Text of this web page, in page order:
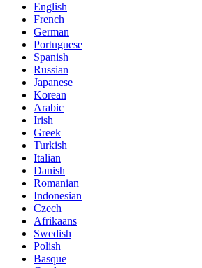
English
French
German
Portuguese
Spanish
Russian
Japanese
Korean
Arabic
Irish
Greek
Turkish
Italian
Danish
Romanian
Indonesian
Czech
Afrikaans
Swedish
Polish
Basque